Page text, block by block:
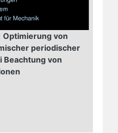
Optimierung von
periodischer
Beachtung von